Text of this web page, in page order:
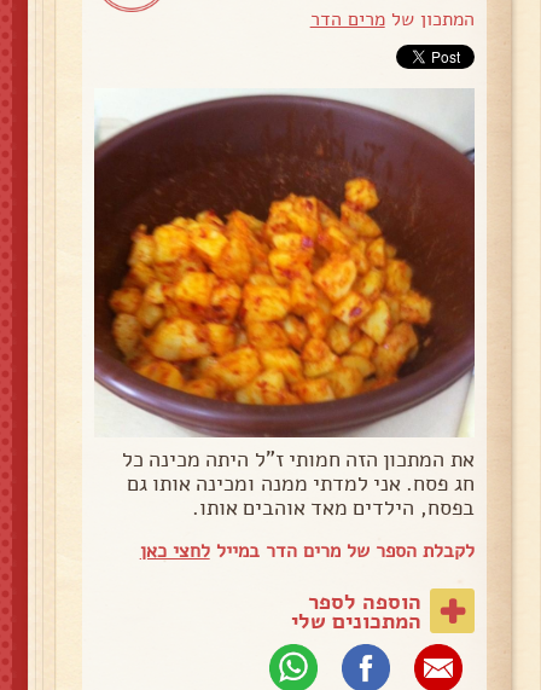
המתכון שלמרים הדר
את המתכון הזה חמותי ז"ל היתה מכינה כל
חג פסח. אני למדתי ממנה ומכינה אותו גם
בפסח, הילדים מאד אוהבים אותו.
לקבלת הספר של מרים הדר במייללחצי כאן
הוספה לספר
המתכונים שלי